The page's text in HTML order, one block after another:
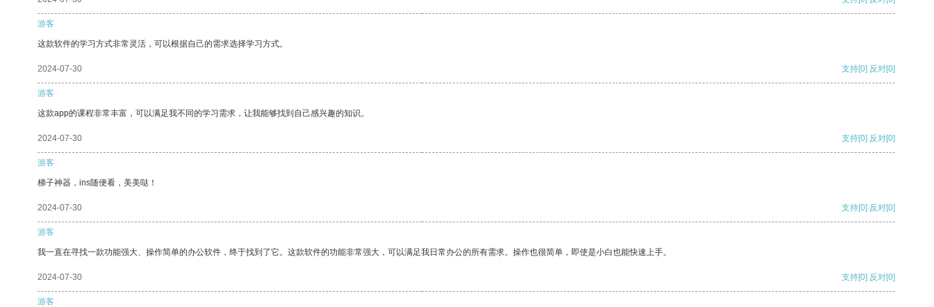
游客
这款软件的学习方式非常灵活，可以根据自己的需求选择学习方式。
2024-07-30 支持[0] 反对[0]
游客
这款app的课程非常丰富，可以满足我不同的学习需求，让我能够找到自己感兴趣的知识。
2024-07-30 支持[0] 反对[0]
游客
梯子神器，ins随便看，美美哒！
2024-07-30 支持[0] 反对[0]
游客
我一直在寻找一款功能强大、操作简单的办公软件，终于找到了它。这款软件的功能非常强大，可以满足我日常办公的所有需求。操作也很简单，即使是小白也能快速上手。
2024-07-30 支持[0] 反对[0]
游客